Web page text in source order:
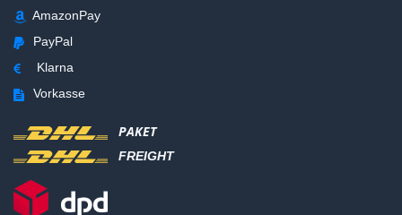
AmazonPay
PayPal
Klarna
Vorkasse
PAKET
FREIGHT